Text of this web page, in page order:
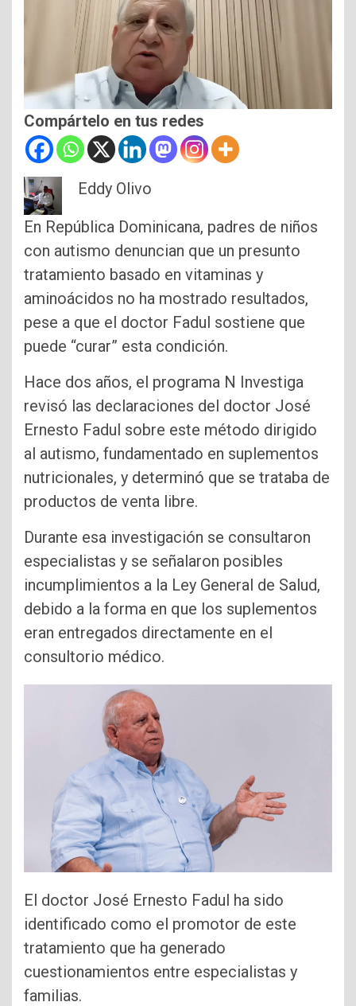
Compártelo en tus redes
Eddy Olivo
En República Dominicana, padres de niños
con autismo denuncian que un presunto
tratamiento basado en vitaminas y
aminoácidos no ha mostrado resultados,
pese a que el doctor Fadul sostiene que
puede “curar” esta condición.
Hace dos años, el programa N Investiga
revisó las declaraciones del doctor José
Ernesto Fadul sobre este método dirigido
al autismo, fundamentado en suplementos
nutricionales, y determinó que se trataba de
productos de venta libre.
Durante esa investigación se consultaron
especialistas y se señalaron posibles
incumplimientos a la Ley General de Salud,
debido a la forma en que los suplementos
eran entregados directamente en el
consultorio médico.
El doctor José Ernesto Fadul ha sido
identificado como el promotor de este
tratamiento que ha generado
cuestionamientos entre especialistas y
familias.